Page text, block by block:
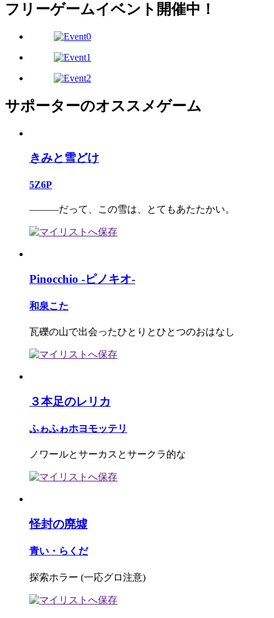
フリーゲームイベント開催中！
サポーターのオススメゲーム
きみと雪どけ
5Z6P
―――だって、この雪は、とてもあたたかい。
Pinocchio -ピノキオ-
和泉こた
瓦礫の山で出会ったひとりとひとつのおはなし
３本足のレリカ
ふゎふゎホヨモッテリ
ノワールとサーカスとサークラ的な
怪封の廃墟
青い・らくだ
探索ホラー (一応グロ注意)